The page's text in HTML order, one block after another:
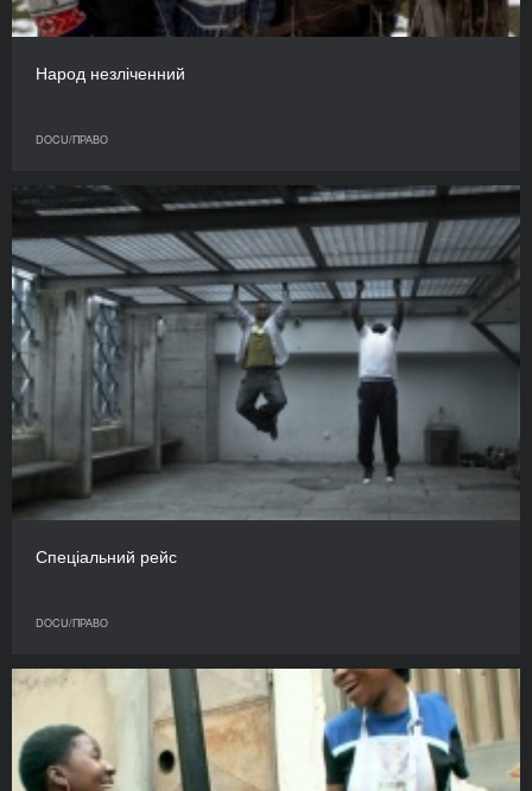
Народ незліченний
DOCU/ПРАВО
Спеціальний рейс
DOCU/ПРАВО